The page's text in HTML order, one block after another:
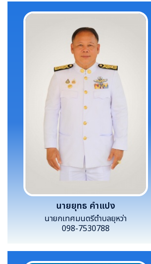
นายยุทธ คำแปง
นายกเทศมนตรีตำบลยุหว่า
098-7530788